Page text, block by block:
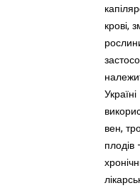
крові,
вен,
плодів